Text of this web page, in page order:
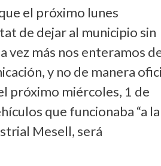
el próximo lunes
de dejar al municipio sin
vez más nos enteramos
y no de manera
próximo miércoles, 1 de
que funcionaba “a la
Mesell, será